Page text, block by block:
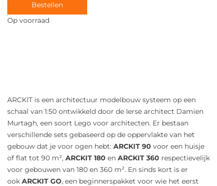
Bestellen
Op voorraad
ARCKIT is een architectuur modelbouw systeem op een
schaal van 1:50 ontwikkeld door de Ierse architect Damien
Murtagh, een soort Lego voor architecten. Er bestaan
verschillende sets gebaseerd op de oppervlakte van het
gebouw dat je voor ogen hebt: ARCKIT 90 voor een huisje
of flat tot 90 m², ARCKIT 180 en ARCKIT 360 respectievelijk
voor gebouwen van 180 en 360 m². En sinds kort is er
ook ARCKIT GO, een beginnerspakket voor wie het eerst